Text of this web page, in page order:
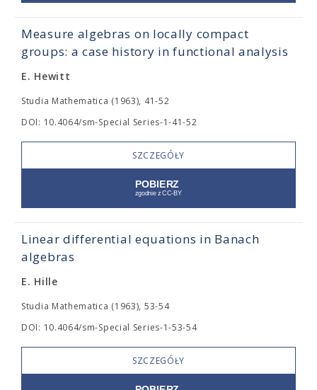
Measure algebras on locally compact
groups: a case history in functional analysis
E. Hewitt
Studia Mathematica (1963), 41-52
DOI: 10.4064/sm-Special Series-1-41-52
SZCZEGÓŁY
Linear differential equations in Banach
algebras
E. Hille
Studia Mathematica (1963), 53-54
DOI: 10.4064/sm-Special Series-1-53-54
SZCZEGÓŁY